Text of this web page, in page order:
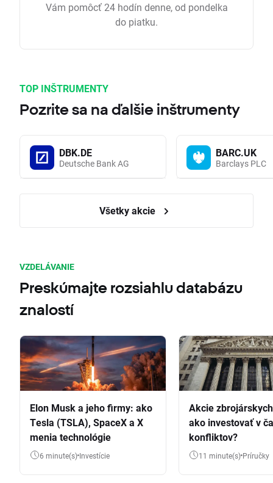
Vám pomôcť 24 hodín denne, od pondelka
do piatku.
TOP INŠTRUMENTY
Pozrite sa na ďalšie inštrumenty
DBK.DE
Deutsche Bank AG
BARC.UK
Barclays PLC
Všetky akcie
VZDELÁVANIE
Preskúmajte rozsiahlu databázu
znalostí
Elon Musk a jeho firmy: ako
Tesla (TSLA), SpaceX a X
menia technológie
6 minute(s) Investície
Akcie
ako investovať v
konfliktov?
11 minute(s) Príručky